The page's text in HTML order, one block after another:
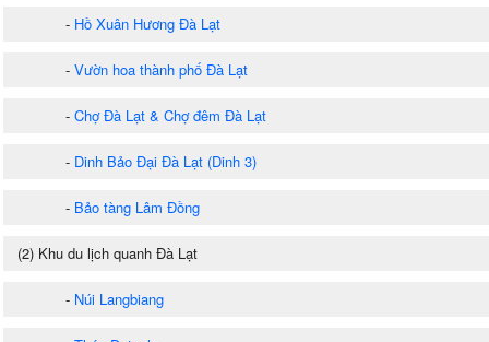
- Hồ Xuân Hương Đà Lạt
- Vườn hoa thành phố Đà Lạt
- Chợ Đà Lạt & Chợ đêm Đà Lạt
- Dinh Bảo Đại Đà Lạt (Dinh 3)
- Bảo tàng Lâm Đồng
(2) Khu du lịch quanh Đà Lạt
- Núi Langbiang